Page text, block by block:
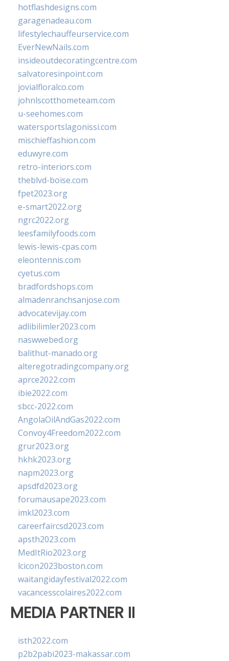
hotflashdesigns.com
garagenadeau.com
lifestylechauffeurservice.com
EverNewNails.com
insideoutdecoratingcentre.com
salvatoresinpoint.com
jovialfloralco.com
johnlscotthometeam.com
u-seehomes.com
watersportslagonissi.com
mischieffashion.com
eduwyre.com
retro-interiors.com
theblvd-boise.com
fpet2023.org
e-smart2022.org
ngrc2022.org
leesfamilyfoods.com
lewis-lewis-cpas.com
eleontennis.com
cyetus.com
bradfordshops.com
almadenranchsanjose.com
advocatevijay.com
adlibilimler2023.com
naswwebed.org
balithut-manado.org
alteregotradingcompany.org
aprce2022.com
ibie2022.com
sbcc-2022.com
AngolaOilAndGas2022.com
Convoy4Freedom2022.com
grur2023.org
hkhk2023.org
napm2023.org
apsdfd2023.org
forumausape2023.com
imkl2023.com
careerfaircsd2023.com
apsth2023.com
MedItRio2023.org
lcicon2023boston.com
waitangidayfestival2022.com
vacancesscolaires2022.com
MEDIA PARTNER II
isth2022.com
p2b2pabi2023-makassar.com